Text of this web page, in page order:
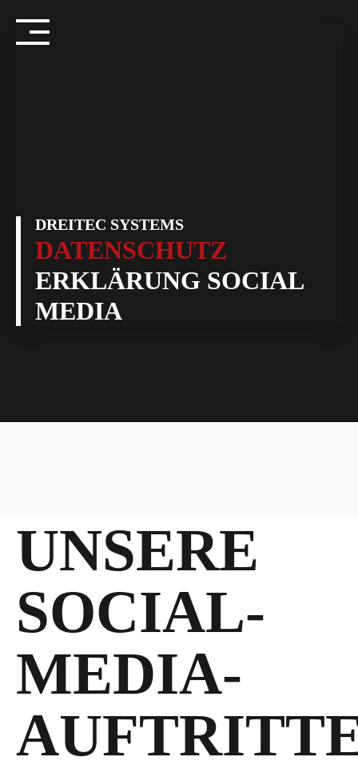
content
DREITEC SYSTEMS
DATENSCHUTZ
ERKLÄRUNG SOCIAL
MEDIA
UNSERE
SOCIAL-
MEDIA-